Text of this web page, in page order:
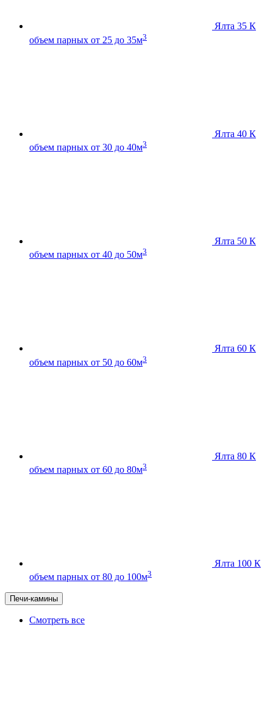
Ялта 35 К
объем парных от 25 до 35м3
Ялта 40 К
объем парных от 30 до 40м3
Ялта 50 К
объем парных от 40 до 50м3
Ялта 60 К
объем парных от 50 до 60м3
Ялта 80 К
объем парных от 60 до 80м3
Ялта 100 К
объем парных от 80 до 100м3
Печи-камины
Смотреть все